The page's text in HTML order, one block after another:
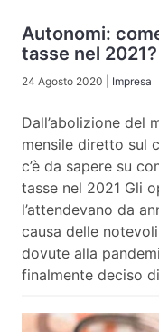
Autonomi:
tasse nel 2021?
24 Agosto 2020 Impresa
Dall’abolizione del
mensile diretto sul
c’è da sapere su
tasse nel 2021 Gli
l’attendevano da
causa delle
dovute alla
finalmente deciso